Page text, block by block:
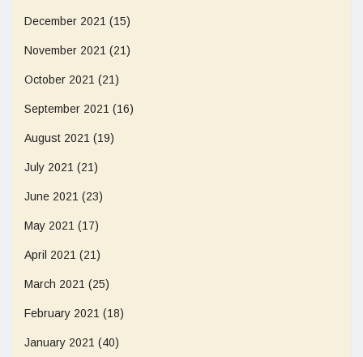
December 2021 (15)
November 2021 (21)
October 2021 (21)
September 2021 (16)
August 2021 (19)
July 2021 (21)
June 2021 (23)
May 2021 (17)
April 2021 (21)
March 2021 (25)
February 2021 (18)
January 2021 (40)